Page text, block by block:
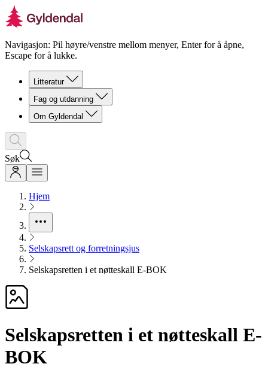
Navigasjon: Pil høyre/venstre mellom menyer, Enter for å åpne,
Escape for å lukke.
Litteratur
Fag og utdanning
Om Gyldendal
Søk
Hjem
Selskapsrett og forretningsjus
Selskapsretten i et nøtteskall E-BOK
Selskapsretten i et nøtteskall E-
BOK